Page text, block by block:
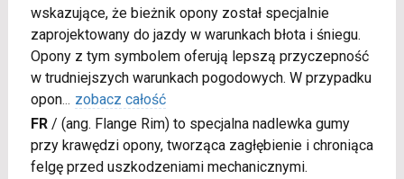
wskazujące, że bieżnik opony został specjalnie
zaprojektowany do jazdy w warunkach błota i śniegu.
Opony z tym symbolem oferują lepszą przyczepność
w trudniejszych warunkach pogodowych. W przypadku
opon... zobacz całość
FR/ (ang. Flange Rim) to specjalna nadlewka gumy
przy krawędzi opony, tworząca zagłębienie i chroniąca
felgę przed uszkodzeniami mechanicznymi.